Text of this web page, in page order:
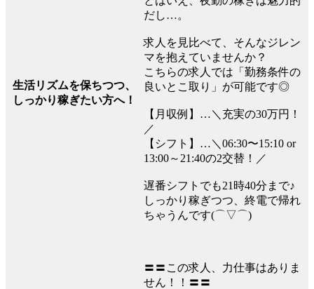
生活リズムを保ちつつ、
しっかり稼ぎたい方へ！
だし…。
求人を見比べて、そんなジレン
マを抱えていませんか？
こちらの求人では「勤務条件の
良いとこ取り」が可能です◎
【月収例】…＼充実の30万円！
／
【シフト】…＼06:30〜15:10 or
13:00～21:40の2交替！／
遅番シフトでも21時40分まで♪
しっかり稼ぎつつ、終電で帰れ
ちゃうんです(⌒▽⌒)
〓〓この求人、力仕事はありま
せん！！〓〓